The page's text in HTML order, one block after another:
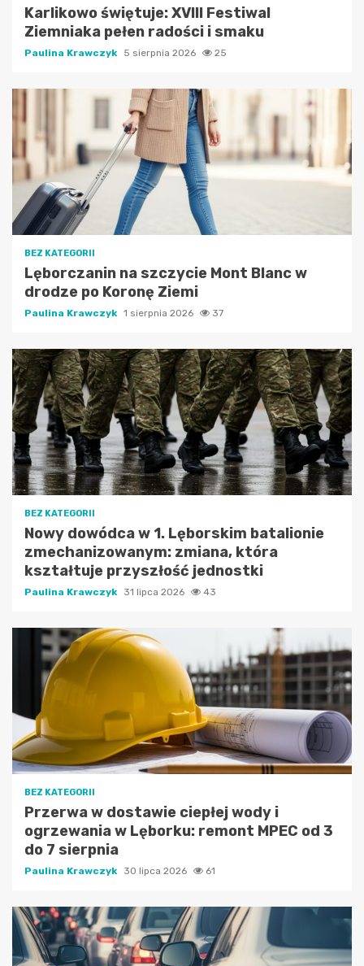
Karlikowo świętuje: XVIII Festiwal
Ziemniaka pełen radości i smaku
Paulina Krawczyk 5 sierpnia 2026 25
BEZ KATEGORII
Lęborczanin na szczycie Mont Blanc w
drodze po Koronę Ziemi
Paulina Krawczyk 1 sierpnia 2026 37
BEZ KATEGORII
Nowy dowódca w 1. Lęborskim batalionie
zmechanizowanym: zmiana, która
kształtuje przyszłość jednostki
Paulina Krawczyk 31 lipca 2026 43
BEZ KATEGORII
Przerwa w dostawie ciepłej wody i
ogrzewania w Lęborku: remont MPEC od 3
do 7 sierpnia
Paulina Krawczyk 30 lipca 2026 61